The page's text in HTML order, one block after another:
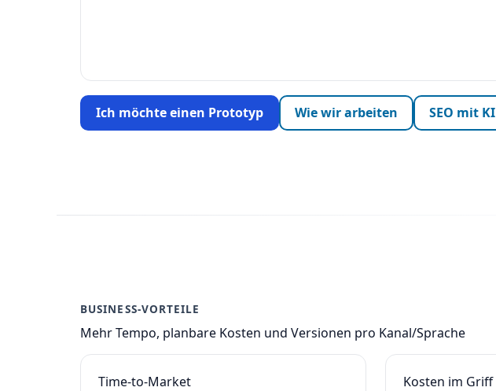
Ich möchte einen Prototyp Wie wir arbeiten SEO mit KI
BUSINESS-VORTEILE
Mehr Tempo, planbare Kosten und Versionen pro Kanal/Sprache
Time-to-Market
Kosten im Griff